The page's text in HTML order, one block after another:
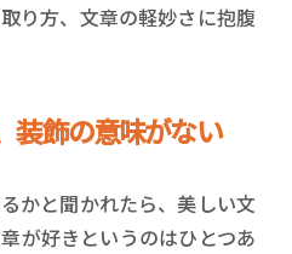
り方、文章の軽妙さに抱腹
装飾の意味がない
かと聞かれたら、美しい文
が好きというのはひとつあ